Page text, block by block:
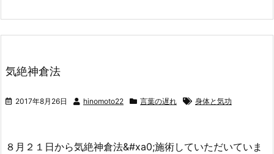
気絶神倉法
2017年8月26日 hinomoto22 言葉の遅れ 身体と気功
８月２１日から気絶神倉法&#xa0;施術していただいていま